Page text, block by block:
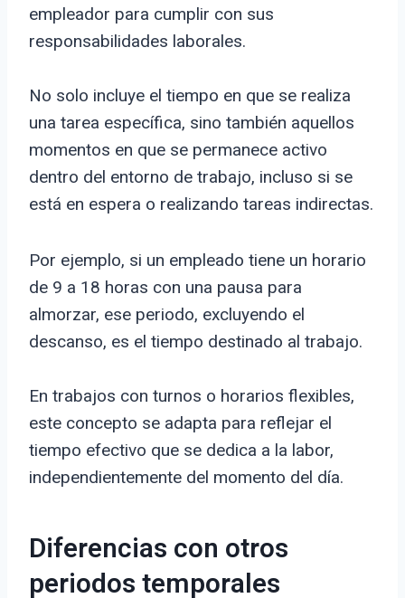
empleador para cumplir con sus
responsabilidades laborales.
No solo incluye el tiempo en que se realiza
una tarea específica, sino también aquellos
momentos en que se permanece activo
dentro del entorno de trabajo, incluso si se
está en espera o realizando tareas indirectas.
Por ejemplo, si un empleado tiene un horario
de 9 a 18 horas con una pausa para
almorzar, ese periodo, excluyendo el
descanso, es el tiempo destinado al trabajo.
En trabajos con turnos o horarios flexibles,
este concepto se adapta para reflejar el
tiempo efectivo que se dedica a la labor,
independientemente del momento del día.
Diferencias con otros
periodos temporales